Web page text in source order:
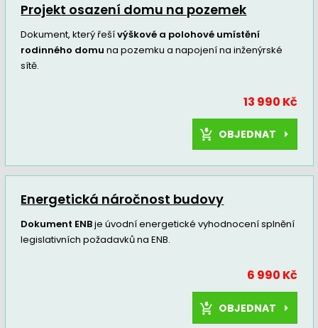
Projekt osazení domu na pozemek
Dokument, který řešívýškové a polohové umístění
rodinného domu na pozemku a napojení na inženýrské
sítě.
13 990 Kč
OBJEDNAT
Energetická náročnost budovy
Dokument ENBje úvodní energetické vyhodnocení splnění
legislativních požadavků na ENB.
6 990 Kč
OBJEDNAT